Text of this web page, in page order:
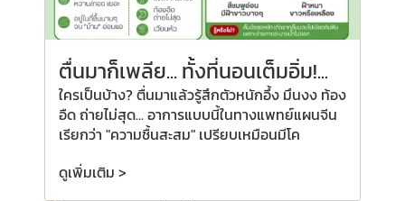
ตื่นมาก็เพลีย... ทั้งที่นอนเต็มอิ่ม!...
ใครเป็นบ้าง? ตื่นมาแล้วรู้สึกตัวหนักอึ้ง มึนงง ท้อง
อืด ถ่ายไม่สุด... อาการแบบนี้ในทางแพทย์แผนจีน
เรียกว่า "ความชื้นสะสม" เปรียบเหมือนมีโค
ดูเพิ่มเติม >